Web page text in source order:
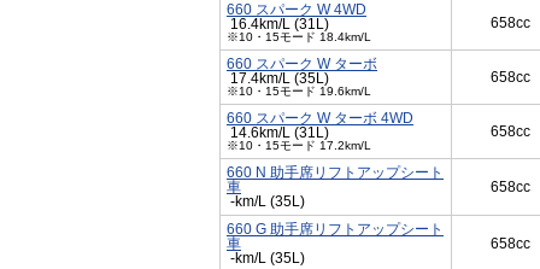
660 スパーク W 4WD
16.4km/L (31L)
※10・15モード 18.4km/L
658cc
660 スパーク W ターボ
17.4km/L (35L)
※10・15モード 19.6km/L
658cc
660 スパーク W ターボ 4WD
14.6km/L (31L)
※10・15モード 17.2km/L
658cc
660 N 助手席リフトアップシート
車
-km/L (35L)
658cc
660 G 助手席リフトアップシート
車
-km/L (35L)
658cc